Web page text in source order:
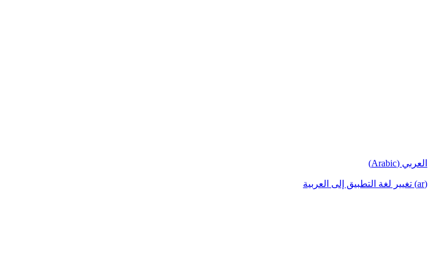
العربي (Arabic)
(ar) تغيير لغة التطبيق إلى العربية